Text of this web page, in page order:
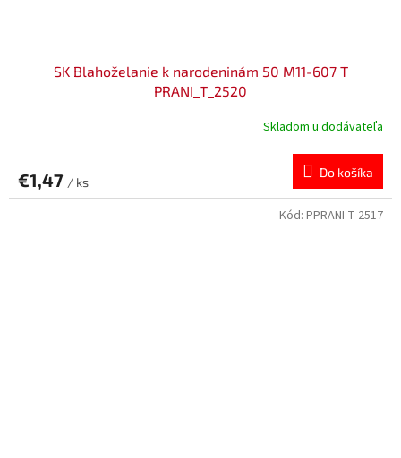
SK Blahoželanie k narodeninám 50 M11-607 T
PRANI_T_2520
Skladom u dodávateľa
€1,47 / ks
Do košíka
Kód: PPRANI T 2517